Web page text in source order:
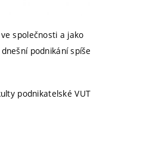
společnosti a jako
podnikání spíše
podnikatelské VUT